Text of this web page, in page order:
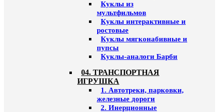
Куклы из
мультфильмов
Куклы интерактивные и
ростовые
Куклы мягконабивные и
пупсы
Куклы-аналоги Барби
04. ТРАНСПОРТНАЯ
ИГРУШКА
1. Автотреки, парковки,
железные дороги
2. Инерционные